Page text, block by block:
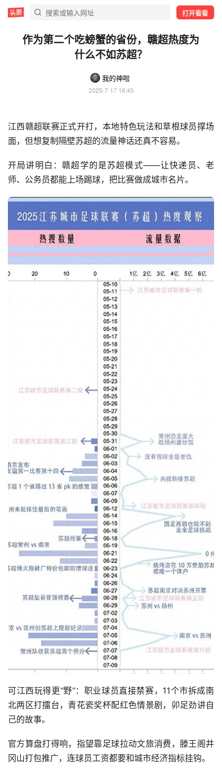
打开看看
作为第二个吃螃蟹的省份，赣超热度为
什么不如苏超？
我的神啦
2025-7-17 16:45
江西赣超联赛正式开打，本地特色玩法和草根球员撑场
面，但想复制隔壁苏超的流量神话还真不容易。
开局讲明白：赣超学的是苏超模式——让快递员、老
师、公务员都能上场踢球，把比赛做成城市名片。
可江西玩得更“野”：职业球员直接禁赛，11个市拆成南
北两区打擂台，青花瓷奖杯配红色情景剧，卯足劲讲自
己的故事。
官方算盘打得响，指望靠足球拉动文旅消费，滕王阁井
冈山打包推广，连球员工资都要和城市经济指标挂钩。